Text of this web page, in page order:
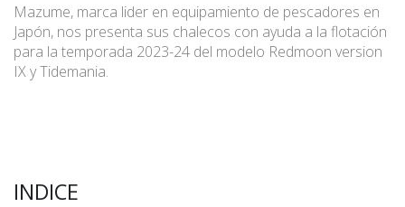
Mazume, marca lider en equipamiento de pescadores en
Japón, nos presenta sus chalecos con ayuda a la flotación
para la temporada 2023-24 del modelo Redmoon version
IX y Tidemania.
INDICE